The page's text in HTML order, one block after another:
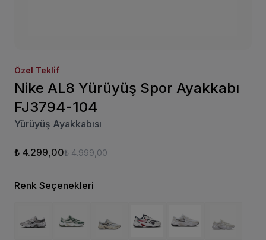
Özel Teklif
Nike AL8 Yürüyüş Spor Ayakkabı
FJ3794-104
Yürüyüş Ayakkabısı
₺ 4.299,00₺ 4.999,00
Renk Seçenekleri